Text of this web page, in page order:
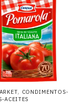
, CONDIMENTOS-
ACEITES